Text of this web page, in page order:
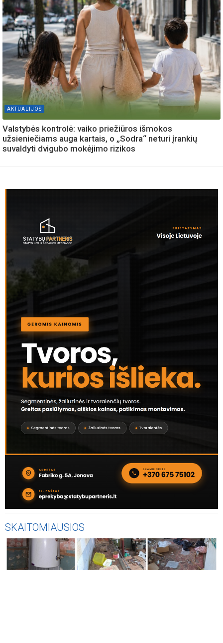
SKAITOMIAUSIOS
AKTUALIJOS
Valstybės kontrolė: vaiko priežiūros išmokos
užsieniečiams auga kartais, o „Sodra“ neturi įrankių
suvaldyti dvigubo mokėjimo rizikos